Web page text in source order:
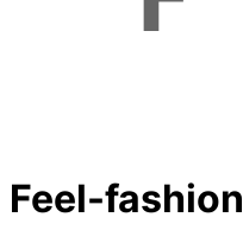
Feel-fashion